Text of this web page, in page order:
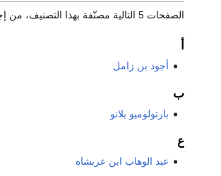
الصفحات 5 التالية مصنّفة بهذا التصنيف، من إجمالي 5.
أجود بن زامل
ب
بارتولوميو بلانو
ع
عبد الوهاب ابن عربشاه